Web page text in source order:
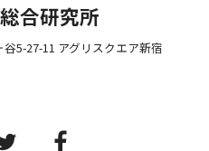
合研究所
5-27-11 アグリスクエア新宿